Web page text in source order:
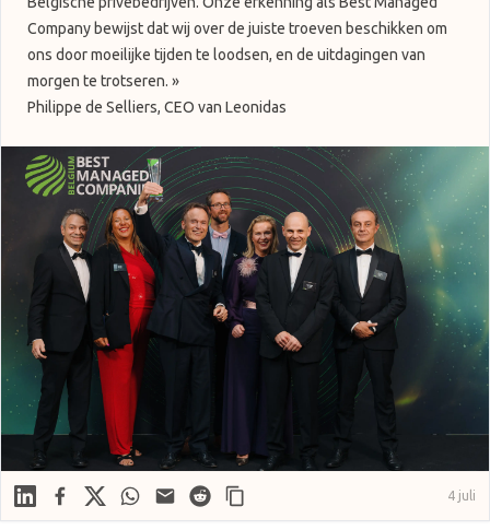
Company bewijst dat wij over de juiste troeven beschikken om
ons door moeilijke tijden te loodsen, en de uitdagingen van
morgen te trotseren. »
Philippe de Selliers, CEO van Leonidas
LinkedinFacebook
X WhatsApp
Mail Reddit 4 juli